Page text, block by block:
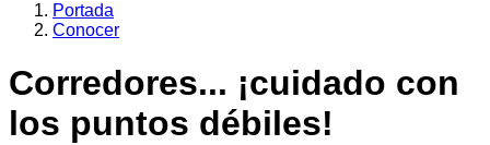
Portada
Conocer
Corredores... ¡cuidado con
los puntos débiles!